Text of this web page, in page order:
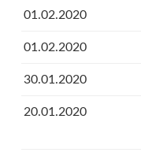
01.02.2020
01.02.2020
30.01.2020
20.01.2020